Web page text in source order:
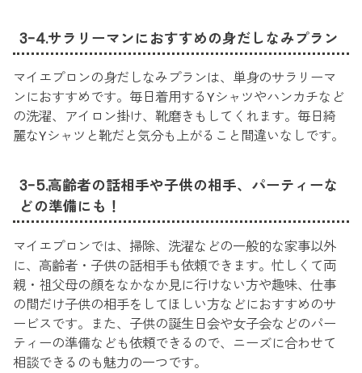
3-4.サラリーマンにおすすめの身だしなみプラン
マイエプロンの身だしなみプランは、単身のサラリーマ
ンにおすすめです。毎日着用するYシャツやハンカチなど
の洗濯、アイロン掛け、靴磨きもしてくれます。毎日綺
麗なYシャツと靴だと気分も上がること間違いなしです。
3-5.高齢者の話相手や子供の相手、パーティーな
どの準備にも！
マイエプロンでは、掃除、洗濯などの一般的な家事以外
に、高齢者・子供の話相手も依頼できます。忙しくて両
親・祖父母の顔をなかなか見に行けない方や趣味、仕事
の間だけ子供の相手をしてほしい方などにおすすめのサ
ービスです。また、子供の誕生日会や女子会などのパー
ティーの準備なども依頼できるので、ニーズに合わせて
相談できるのも魅力の一つです。